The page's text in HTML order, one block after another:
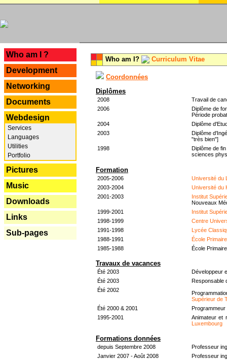
Who am I ?
Development
Networking
Documents
Webdesign
Services
Languages
Utilities
Portfolio
Pictures
Music
Downloads
Links
Sub-pages
Who am I? Curriculum Vitae
Coordonnées
Diplômes
2008
Travail de
2006
Diplôme de
Période
2004
Diplôme
2003
Diplôme
"très bien"]
1998
Diplôme de
sciences
Formation
2005-2006
Université du
2003-2004
Université du
2001-2003
Institut
Nouveaux
1999-2001
Institut
1998-1999
Centre
1991-1998
Lycée
1988-1991
École
1985-1988
École
Travaux de vacances
Été 2003
Développeur
Été 2003
Responsable
Été 2002
Supérieur de
Été 2000 & 2001
Programmeur
1995-2001
Animateur et
Luxembourg
Formations données
depuis Septembre 2008
Professeur
Janvier 2007 - Août 2008
Professeur